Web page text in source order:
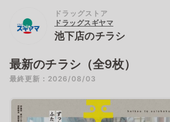
ドラッグストア
ドラッグスギヤマ
池下店のチラシ
最新のチラシ（全9枚）
最終更新：2026/08/03